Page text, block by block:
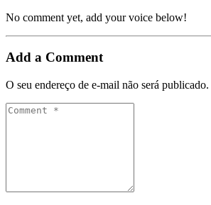
No comment yet, add your voice below!
Add a Comment
O seu endereço de e-mail não será publicado.
Comment